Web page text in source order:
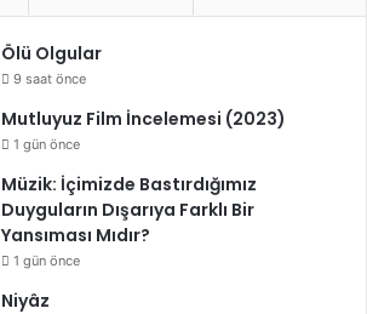
Ölü Olgular
9 saat önce
Mutluyuz Film İncelemesi (2023)
1 gün önce
Müzik: İçimizde Bastırdığımız
Duyguların Dışarıya Farklı Bir
Yansıması Mıdır?
1 gün önce
Niyâz